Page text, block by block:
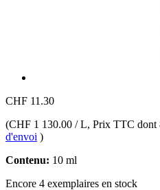
CHF 11.30
(CHF 1 130.00 / L, Prix TTC dont
d'envoi )
Contenu: 10 ml
Encore 4 exemplaires en stock